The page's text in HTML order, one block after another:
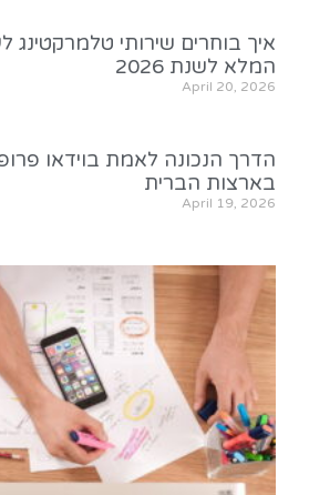
איך בוחרים שירותי טלמרקטינג
המלא לשנת 2026
April 20, 2026
הדרך הנכונה לאמת בוידאו
בארצות הברית
April 19, 2026